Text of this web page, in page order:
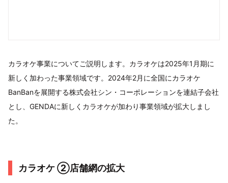
カラオケ事業についてご説明します。カラオケは2025年1月期に
新しく加わった事業領域です。2024年2月に全国にカラオケ
BanBanを展開する株式会社シン・コーポレーションを連結子会社
とし、GENDAに新しくカラオケが加わり事業領域が拡大しまし
た。
カラオケ ②店舗網の拡大